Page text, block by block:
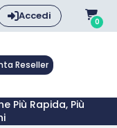
Accedi 0
Reseller
Più Rapida, Più